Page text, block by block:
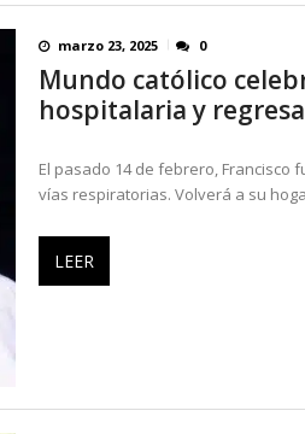
marzo 23, 2025 0
Mundo católico
hospitalaria y
El pasado 14 de febrero,
vías respiratorias. Volverá a su
LEER